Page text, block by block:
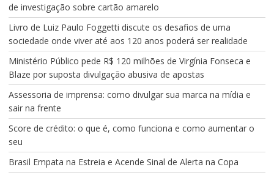
de investigação sobre cartão amarelo
Livro de Luiz Paulo Foggetti discute os desafios de uma
sociedade onde viver até aos 120 anos poderá ser realidade
Ministério Público pede R$ 120 milhões de Virgínia Fonseca e
Blaze por suposta divulgação abusiva de apostas
Assessoria de imprensa: como divulgar sua marca na mídia e
sair na frente
Score de crédito: o que é, como funciona e como aumentar o
seu
Brasil Empata na Estreia e Acende Sinal de Alerta na Copa